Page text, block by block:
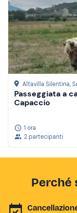
Altavilla Silentina,
Passeggiata a
Capaccio
1 ora
2 partecipanti
Perché